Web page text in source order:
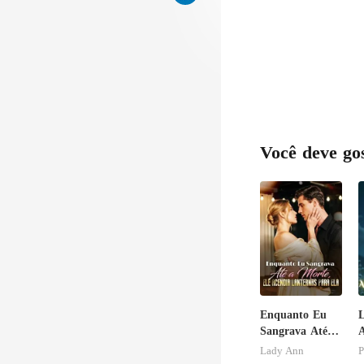
Você deve
Enquanto Eu
Sangrava Até a
Morte, Ele
Lady Ann